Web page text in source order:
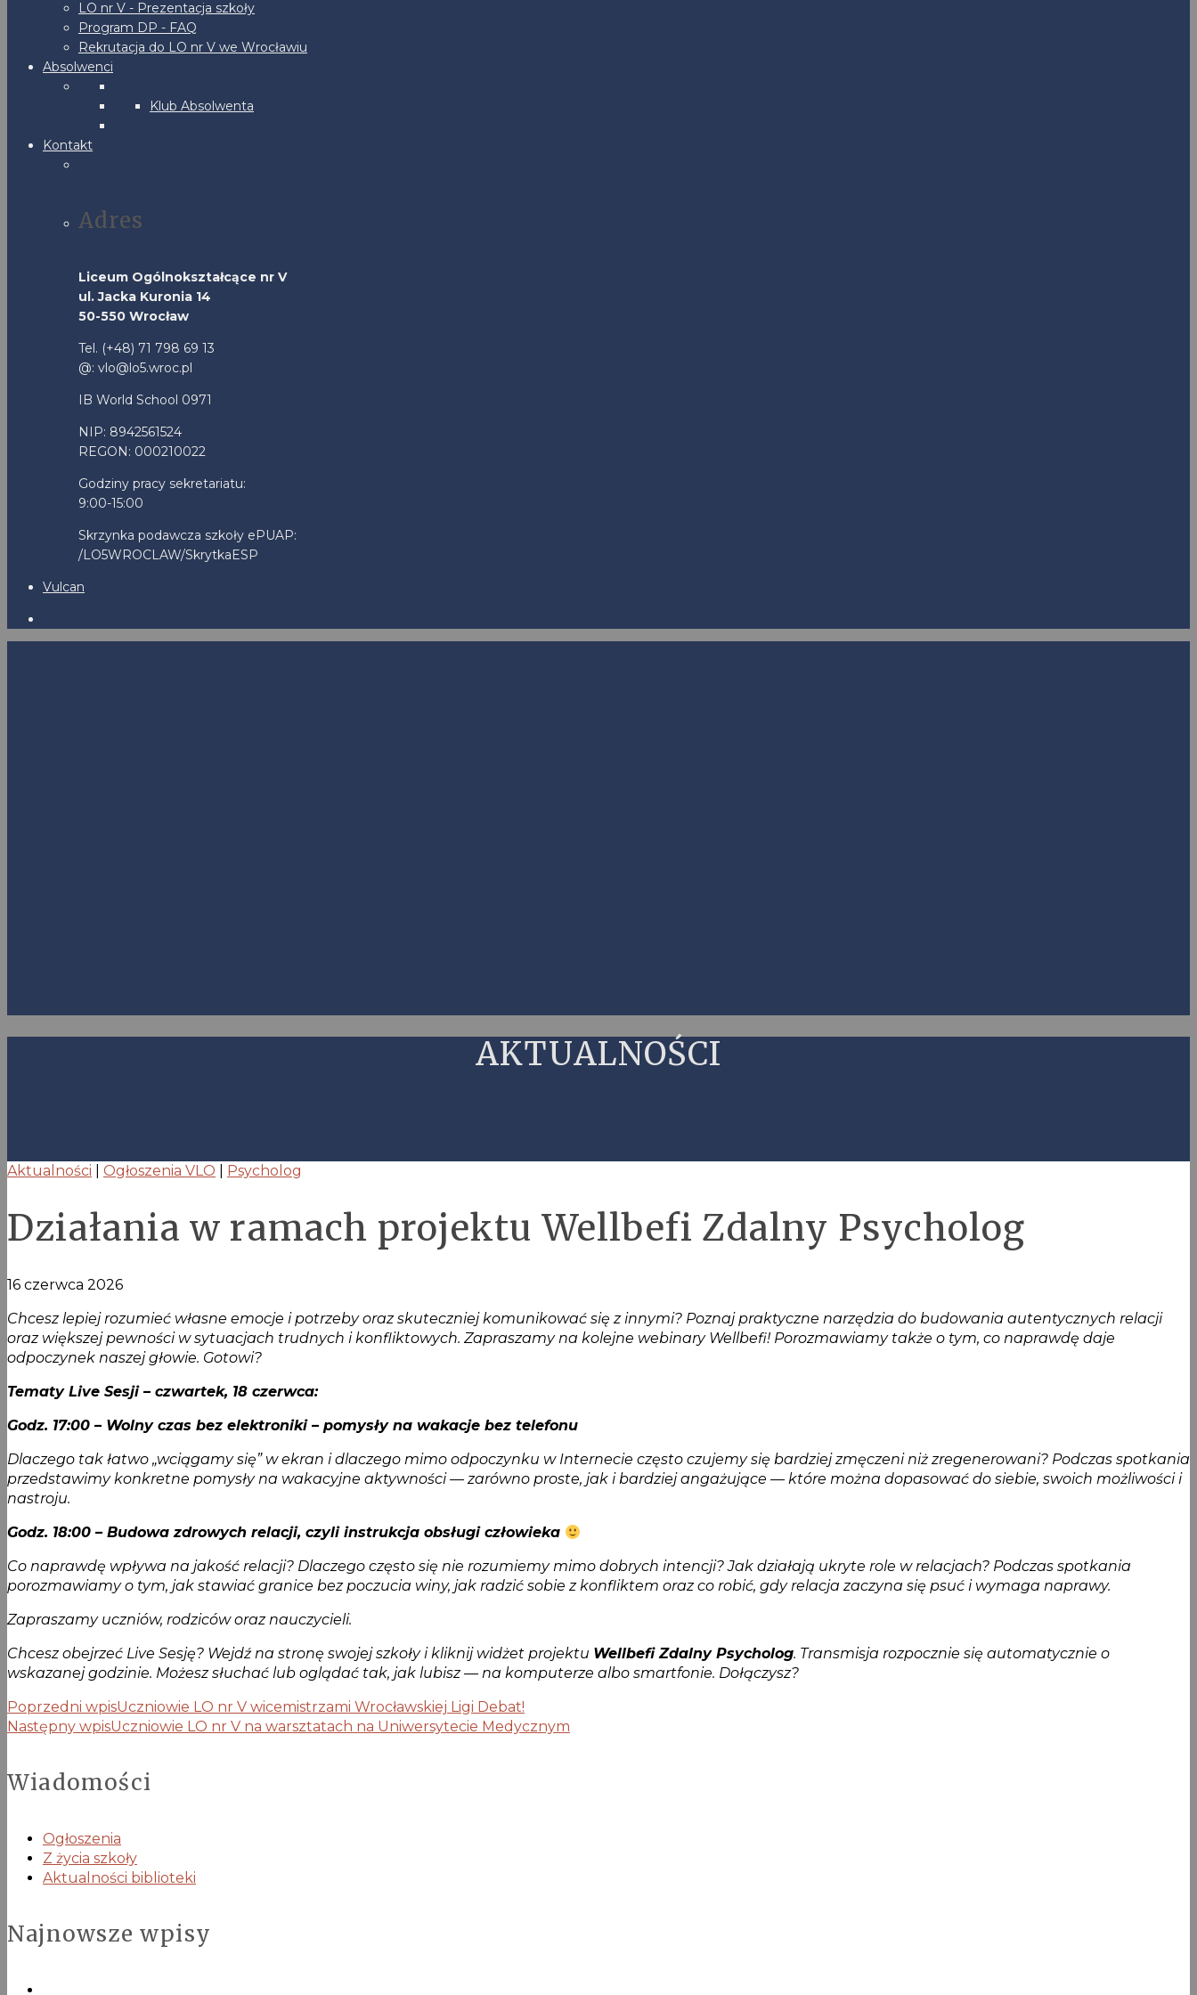
LO nr V - Prezentacja szkoły
Program DP - FAQ
Rekrutacja do LO nr V we Wrocławiu
Absolwenci
Klub Absolwenta
Kontakt
Adres
Liceum Ogólnokształcące nr V
ul. Jacka Kuronia 14
50-550 Wrocław
Tel. (+48) 71 798 69 13
@: vlo@lo5.wroc.pl
IB World School 0971
NIP: 8942561524
REGON: 000210022
Godziny pracy sekretariatu:
9:00-15:00
Skrzynka podawcza szkoły ePUAP:
/LO5WROCLAW/SkrytkaESP
Vulcan
AKTUALNOŚCI
Aktualności Ogłoszenia VLO Psycholog
Działania w ramach projektu Wellbefi Zdalny Psycholog
16 czerwca 2026
Chcesz lepiej rozumieć własne emocje i potrzeby oraz skuteczniej komunikować się z innymi? Poznaj praktyczne narzędzia do budowania autentycznych relacji
oraz większej pewności w sytuacjach trudnych i konfliktowych. Zapraszamy na kolejne webinary Wellbefi! Porozmawiamy także o tym, co naprawdę daje
odpoczynek naszej głowie. Gotowi?
Tematy Live Sesji – czwartek, 18 czerwca:
Godz. 17:00 – Wolny czas bez elektroniki – pomysły na wakacje bez telefonu
Dlaczego tak łatwo „wciągamy się” w ekran i dlaczego mimo odpoczynku w Internecie często czujemy się bardziej zmęczeni niż zregenerowani? Podczas spotkania
przedstawimy konkretne pomysły na wakacyjne aktywności — zarówno proste, jak i bardziej angażujące — które można dopasować do siebie, swoich możliwości i
nastroju.
Godz. 18:00 – Budowa zdrowych relacji, czyli instrukcja obsługi człowieka
Co naprawdę wpływa na jakość relacji? Dlaczego często się nie rozumiemy mimo dobrych intencji? Jak działają ukryte role w relacjach? Podczas spotkania
porozmawiamy o tym, jak stawiać granice bez poczucia winy, jak radzić sobie z konfliktem oraz co robić, gdy relacja zaczyna się psuć i wymaga naprawy.
Zapraszamy uczniów, rodziców oraz nauczycieli.
Chcesz obejrzeć Live Sesję? Wejdź na stronę swojej szkoły i kliknij widżet projektu Wellbefi Zdalny Psycholog. Transmisja rozpocznie się automatycznie o
wskazanej godzinie. Możesz słuchać lub oglądać tak, jak lubisz — na komputerze albo smartfonie. Dołączysz?
Poprzedni wpisUczniowie LO nr V wicemistrzami Wrocławskiej Ligi Debat!
Następny wpisUczniowie LO nr V na warsztatach na Uniwersytecie Medycznym
Wiadomości
Ogłoszenia
Z życia szkoły
Aktualności biblioteki
Najnowsze wpisy